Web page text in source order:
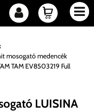
mosogató medencék
TAM EV8503219 Full
LUISINA